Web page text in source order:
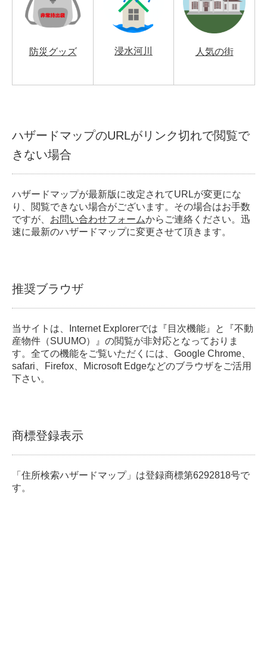
防災グッズ 浸水河川 人気の街
ハザードマップのURLがリンク切れで閲覧で
きない場合
ハザードマップが最新版に改定されてURLが変更にな
り、閲覧できない場合がございます。その場合はお手数
ですが、 お問い合わせフォームからご連絡ください。迅
速に最新のハザードマップに変更させて頂きます。
推奨ブラウザ
当サイトは、Internet Explorerでは『目次機能』と『不動
産物件（SUUMO）』の閲覧が非対応となっておりま
す。全ての機能をご覧いただくには、Google Chrome、
safari、Firefox、Microsoft Edgeなどのブラウザをご活用
下さい。
商標登録表示
「住所検索ハザードマップ」は登録商標第6292818号で
す。